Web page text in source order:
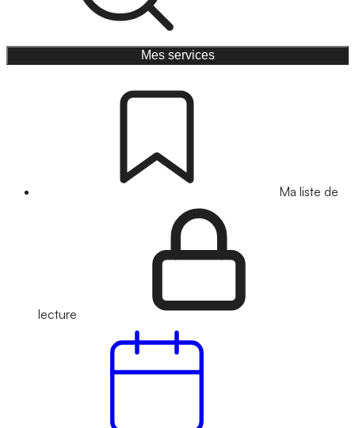
Mes services
Ma liste de
lecture